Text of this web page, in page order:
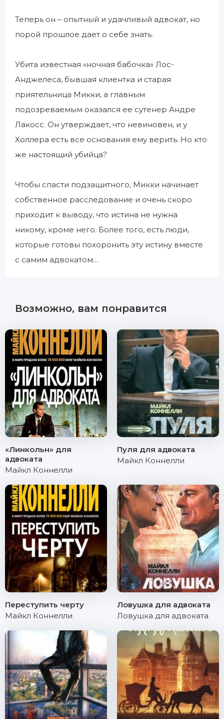
Теперь он – опытный и удачливый адвокат, но
порой прошлое дает о себе знать.
Убита известная «ночная бабочка» Лос-
Анджелеса, бывшая клиентка и старая
приятельница Микки, а главным
подозреваемым оказался ее сутенер Андре
Лакосс. Он утверждает, что невиновен, и у
Холлера есть все основания ему верить. Но кто
же настоящий убийца?
Чтобы спасти подзащитного, Микки начинает
собственное расследование и очень скоро
приходит к выводу, что истина не нужна
никому, кроме него. Более того, есть люди,
которые готовы похоронить эту истину вместе
с самим адвокатом…
Возможно, вам понравится
«Линкольн» для
адвоката
Майкл Коннелли
Пуля для адвоката
Майкл Коннелли
Переступить черту
Майкл Коннелли
Ловушка для адвоката
Ловушка для адвоката